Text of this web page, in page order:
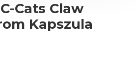
Cats Claw
Kapszula